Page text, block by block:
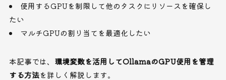
使用するGPUを制限して他のタスクにリソースを確保し
たい
マルチGPUの割り当てを最適化したい
本記事では、 環境変数を活用してOllamaのGPU使用を管理
する方法を詳しく解説します。